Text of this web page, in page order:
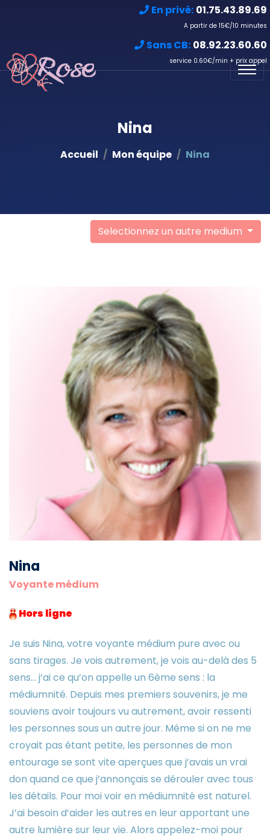
En privé: 01.75.43.89.69
A partir de 15€/10 minutes
Sans CB: 08.92.23.60.60
service 0.60€/min + prix appel
Nina
Accueil Mon équipe Nina
Selectionnez un autre medium
Nina
Voyante médium
Hors ligne
Je suis Nina, votre voyante médium pure avec ou
sans tirages. Je vois autrement, je vois au-delà des 5
sens… j’ai ce qu’on appelle un 6ème sens : la
médiumnité. Depuis mes premiers souvenirs, je me
souviens avoir toujours vu autrement, avoir ressenti
les personnes sous un autre jour. Même si on ne me
croyait pas étant petite, les personnes de mon
entourage se sont vite aperçues que j’avais un vrai
don quand ce que j’annonçais se dérouler avec tous
les détails. Pour moi voir en médiumnité est naturel.
J’ai besoin d’aider les autres en leur apportant une
autre lumière sur leur vie. Alors appelez-moi pour